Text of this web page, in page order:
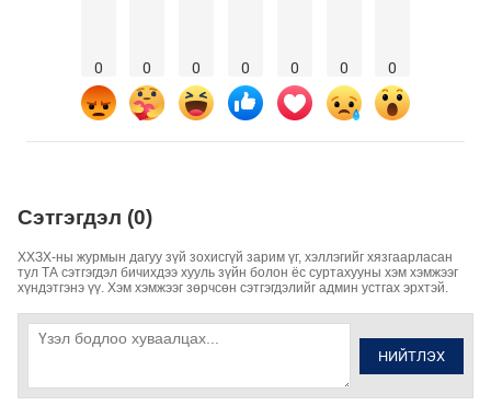
0 0 0 0 0 0 0
Сэтгэгдэл (0)
ХХЗХ-ны журмын дагуу зүй зохисгүй зарим үг, хэллэгийг хязгаарласан
тул ТА сэтгэгдэл бичихдээ хууль зүйн болон ёс суртахууны хэм хэмжээг
хүндэтгэнэ үү. Хэм хэмжээг зөрчсөн сэтгэгдэлийг админ устгах эрхтэй.
НИЙТЛЭХ